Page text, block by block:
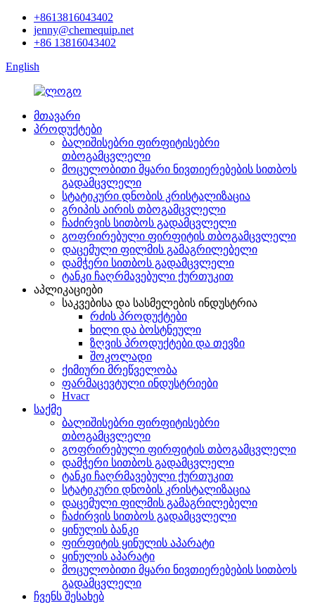
+8613816043402
jenny@chemequip.net
+86 13816043402
English
მთავარი
პროდუქტები
ბალიშისებრი ფირფიტისებრი
თბოგამცვლელი
მოცულობითი მყარი ნივთიერებების სითბოს
გადამცვლელი
სტატიკური დნობის კრისტალიზაცია
გრიპის აირის თბოგამცვლელი
ჩაძირვის სითბოს გადამცვლელი
გოფრირებული ფირფიტის თბოგამცვლელი
დაცემული ფილმის გამაგრილებელი
დამჭერი სითბოს გადამცვლელი
ტანკი ჩაღრმავებული ქურთუკით
აპლიკაციები
საკვებისა და სასმელების ინდუსტრია
რძის პროდუქტები
ხილი და ბოსტნეული
ზღვის პროდუქტები და თევზი
შოკოლადი
ქიმიური მრეწველობა
ფარმაცევტული ინდუსტრიები
Hvacr
საქმე
ბალიშისებრი ფირფიტისებრი
თბოგამცვლელი
გოფრირებული ფირფიტის თბოგამცვლელი
დამჭერი სითბოს გადამცვლელი
ტანკი ჩაღრმავებული ქურთუკით
სტატიკური დნობის კრისტალიზაცია
დაცემული ფილმის გამაგრილებელი
ჩაძირვის სითბოს გადამცვლელი
ყინულის ბანკი
ფირფიტის ყინულის აპარატი
ყინულის აპარატი
მოცულობითი მყარი ნივთიერებების სითბოს
გადამცვლელი
ჩვენს შესახებ